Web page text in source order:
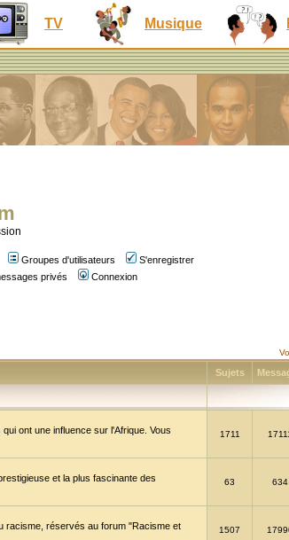
TV Musique
Groupes d'utilisateurs
S'enregistrer
privés Connexion
Sujets
ont une influence sur l'Afrique. Vous
1711
et la plus fascinante des
63 634
racisme, réservés au forum "Racisme et
1507